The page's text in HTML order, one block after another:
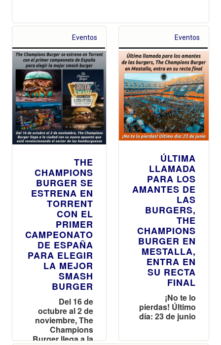
Eventos
THE
CHAMPIONS
BURGER SE
ESTRENA EN
TORRENT
CON EL
PRIMER
CAMPEONATO
DE ESPAÑA
PARA ELEGIR
LA MEJOR
SMASH
BURGER
Del 16 de
octubre al 2 de
noviembre, The
Champions
Burger llega a la
Eventos
ÚLTIMA
LLAMADA
PARA LOS
AMANTES DE
LAS
BURGERS,
THE
CHAMPIONS
BURGER EN
MESTALLA,
ENTRA EN
SU RECTA
FINAL
¡No te lo
pierdas! Último
día: 23 de junio